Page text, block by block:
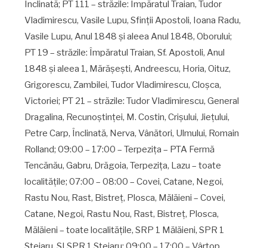
Înclinată; PT 111 – străzile: Împăratul Traian, Tudor
Vladimirescu, Vasile Lupu, Sfinţii Apostoli, Ioana Radu,
Vasile Lupu, Anul 1848 şi aleea Anul 1848, Oborului;
PT 19 – străzile: Împăratul Traian, Sf. Apostoli, Anul
1848 şi aleea 1, Mărăşeşti, Andreescu, Horia, Oituz,
Grigorescu, Zambilei, Tudor Vladimirescu, Cloşca,
Victoriei; PT 21 – străzile: Tudor Vladimirescu, General
Dragalina, Recunoştinţei, M. Costin, Crişului, Jieţului,
Petre Carp, Înclinată, Nerva, Vânători, Ulmului, Romain
Rolland; 09:00 – 17:00 – Terpeziţa – PTA Fermă
Tencănău, Gabru, Drăgoia, Terpeziţa, Lazu – toate
localităţile; 07:00 – 08:00 – Covei, Catane, Negoi,
Rastu Nou, Rast, Bistreţ, Plosca, Mălăieni – Covei,
Catane, Negoi, Rastu Nou, Rast, Bistreţ, Plosca,
Mălăieni – toate localităţile, SRP 1 Mălăieni, SPR 1